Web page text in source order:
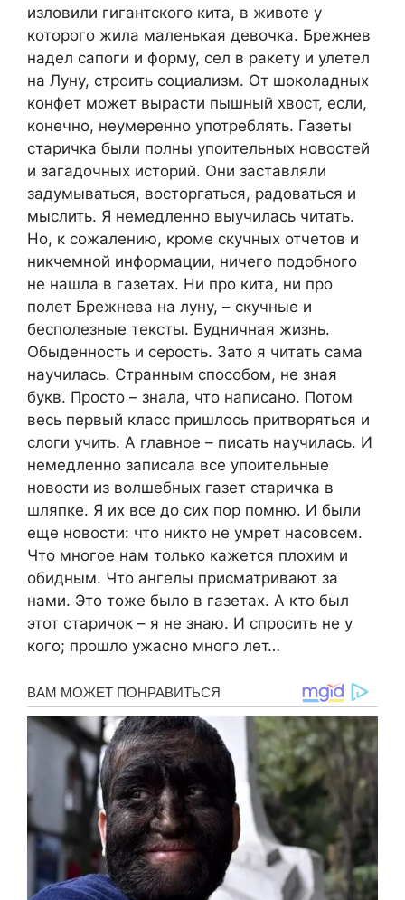
изловили гигантского кита, в животе у
которого жила маленькая девочка. Брежнев
надел сапоги и форму, сел в ракету и улетел
на Луну, строить социализм. От шоколадных
конфет может вырасти пышный хвост, если,
конечно, неумеренно употреблять. Газеты
старичка были полны упоительных новостей
и загадочных историй. Они заставляли
задумываться, восторгаться, радоваться и
мыслить. Я немедленно выучилась читать.
Но, к сожалению, кроме скучных отчетов и
никчемной информации, ничего подобного
не нашла в газетах. Ни про кита, ни про
полет Брежнева на луну, – скучные и
бесполезные тексты. Будничная жизнь.
Обыденность и серость. Зато я читать сама
научилась. Странным способом, не зная
букв. Просто – знала, что написано. Потом
весь первый класс пришлось притворяться и
слоги учить. А главное – писать научилась. И
немедленно записала все упоительные
новости из волшебных газет старичка в
шляпке. Я их все до сих пор помню. И были
еще новости: что никто не умрет насовсем.
Что многое нам только кажется плохим и
обидным. Что ангелы присматривают за
нами. Это тоже было в газетах. А кто был
этот старичок – я не знаю. И спросить не у
кого; прошло ужасно много лет…